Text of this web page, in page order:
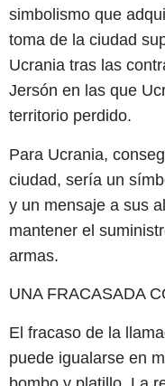
simbolismo que
toma de la ciudad
Ucrania tras las
Jersón en las que
territorio perdido.
Para Ucrania,
ciudad, sería un
y un mensaje a sus
mantener el
armas.
UNA FRACASADA
El fracaso de la
puede igualarse en